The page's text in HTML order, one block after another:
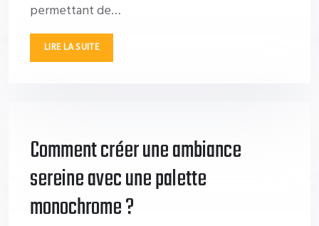
permettant de…
LIRE LA SUITE
Comment créer une ambiance
sereine avec une palette
monochrome ?